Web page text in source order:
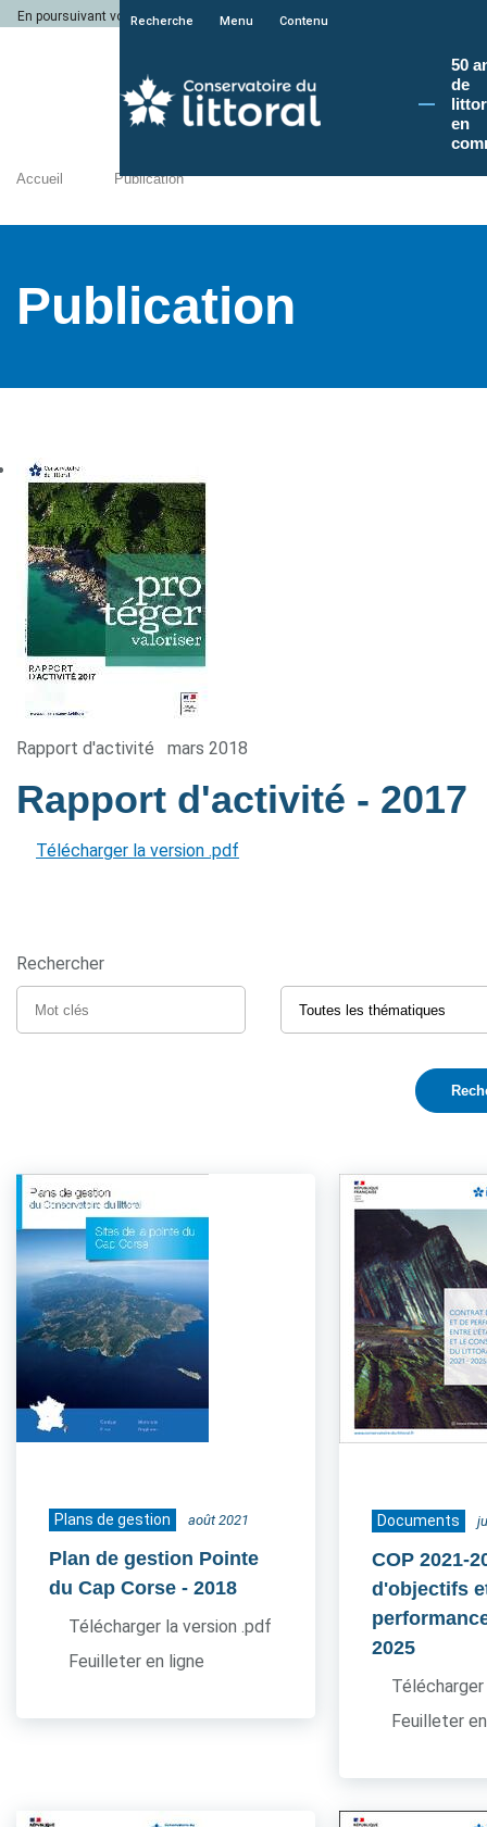
En poursuivant votre navigation sur le site du Conservatoire du littoral, vous
Recherche Menu Contenu
50
de
en
Accueil Publication
Publication
Rapport d'activité mars 2018
Rapport d'activité - 2017
Télécharger la version .pdf
Rechercher
Plans de gestion août 2021
Plan de gestion Pointe
du Cap Corse - 2018
Télécharger la version .pdf
Feuilleter en ligne
Documents
COP 2021-
d'objectifs
2025
Feuilleter